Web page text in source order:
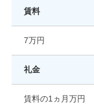
賃料
7万円
礼金
賃料の1ヵ月万円